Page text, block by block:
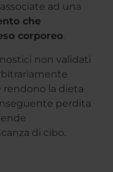
ad una
che
corporeo.
non validati
la dieta
perdita
di cibo.